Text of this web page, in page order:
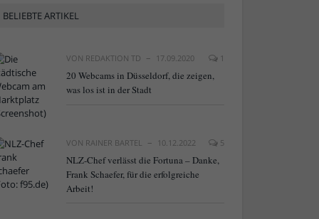
BELIEBTE ARTIKEL
VON REDAKTION TD 17.09.2020 1
20 Webcams in Düsseldorf, die zeigen,
was los ist in der Stadt
VON RAINER BARTEL 10.12.2022 5
NLZ-Chef verlässt die Fortuna – Danke,
Frank Schaefer, für die erfolgreiche
Arbeit!